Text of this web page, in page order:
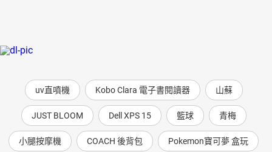
uv直噴機 Kobo Clara 電子書閱讀器 山蘇
JUST BLOOM Dell XPS 15 籃球 青梅
小腿按摩機 COACH 後背包 Pokemon寶可夢 盒玩